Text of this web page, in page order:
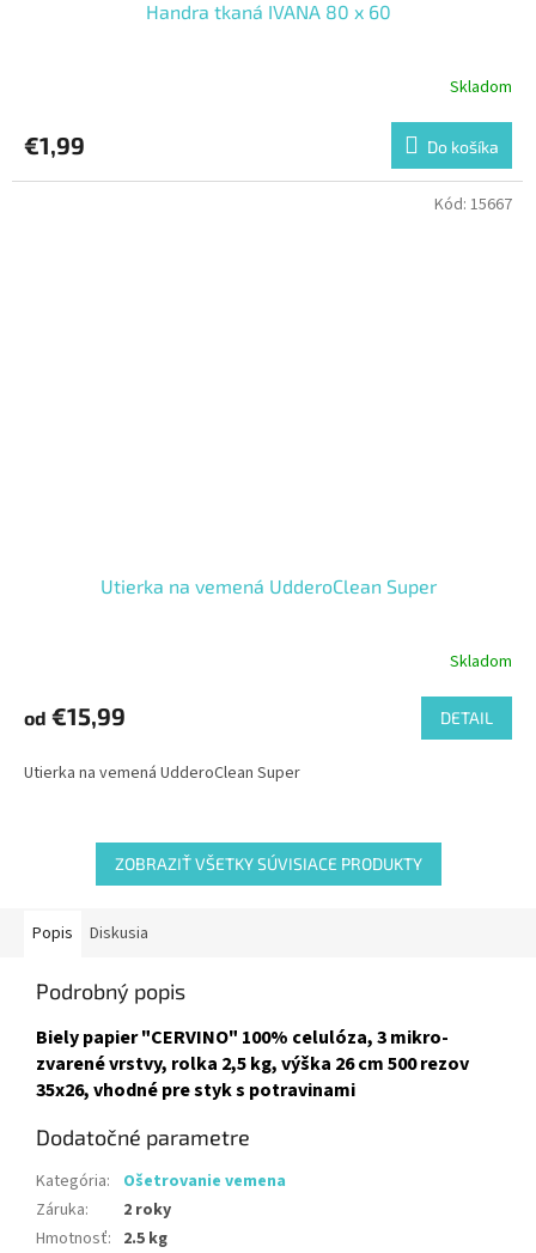
Handra tkaná IVANA 80 x 60
Skladom
€1,99 Do košíka
Utierka na vemená UdderoClean Super
Skladom
od €15,99 DETAIL
Utierka na vemená UdderoClean Super
Kód: 15667
ZOBRAZIŤ VŠETKY SÚVISIACE PRODUKTY
Popis Diskusia
Podrobný popis
Biely papier "CERVINO" 100% celulóza, 3 mikro-
zvarené vrstvy, rolka 2,5 kg, výška 26 cm 500 rezov
35x26, vhodné pre styk s potravinami
Dodatočné parametre
Kategória:
Ošetrovanie vemena
Záruka:
2 roky
Hmotnosť: 2.5 kg